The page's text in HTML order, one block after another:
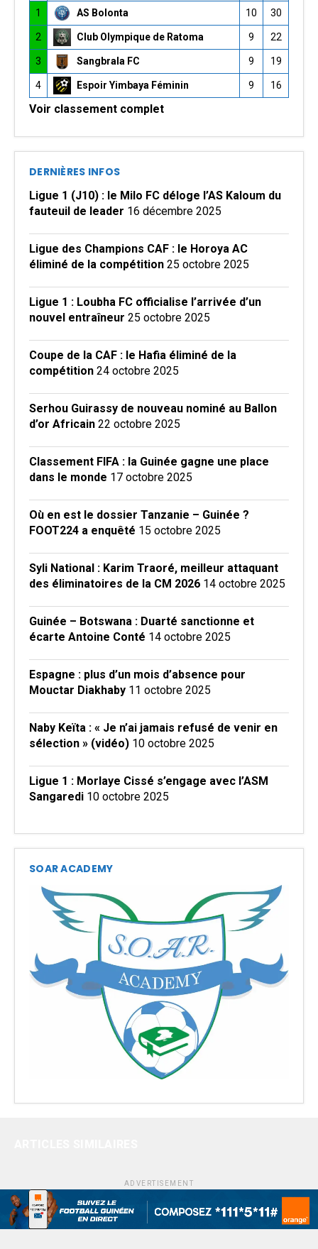
1 AS Bolonta 10 30
2 Club Olympique de Ratoma 9 22
3 Sangbrala FC 9 19
4 Espoir Yimbaya Féminin 9 16
Voir classement complet
DERNIÈRES INFOS
Ligue 1 (J10) : le Milo FC déloge l’AS Kaloum du
fauteuil de leader 16 décembre 2025
Ligue des Champions CAF : le Horoya AC
éliminé de la compétition 25 octobre 2025
Ligue 1 : Loubha FC officialise l’arrivée d’un
nouvel entraîneur 25 octobre 2025
Coupe de la CAF : le Hafia éliminé de la
compétition 24 octobre 2025
Serhou Guirassy de nouveau nominé au Ballon
d’or Africain 22 octobre 2025
Classement FIFA : la Guinée gagne une place
dans le monde 17 octobre 2025
Où en est le dossier Tanzanie – Guinée ?
FOOT224 a enquêté 15 octobre 2025
Syli National : Karim Traoré, meilleur attaquant
des éliminatoires de la CM 2026 14 octobre 2025
Guinée – Botswana : Duarté sanctionne et
écarte Antoine Conté 14 octobre 2025
Espagne : plus d’un mois d’absence pour
Mouctar Diakhaby 11 octobre 2025
Naby Keïta : « Je n’ai jamais refusé de venir en
sélection » (vidéo) 10 octobre 2025
Ligue 1 : Morlaye Cissé s’engage avec l’ASM
Sangaredi 10 octobre 2025
SOAR ACADEMY
ADVERTISEMENT